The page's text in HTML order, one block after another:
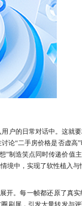
户的日常对话中。这就
论“二手房价格是否虚高”
”制造笑点同时传递价值
境中，实现了软性植入与
。每一帧都还原了真实
刷屏，引发大量转发与